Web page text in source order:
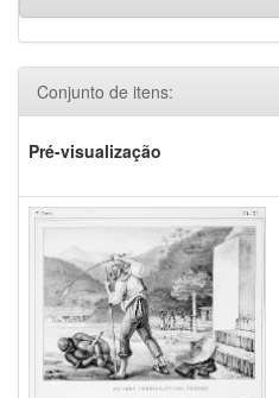
Conjunto de itens:
Pré-visualização